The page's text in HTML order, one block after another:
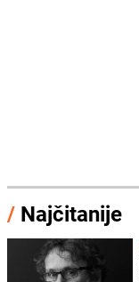
/ Najčitanije